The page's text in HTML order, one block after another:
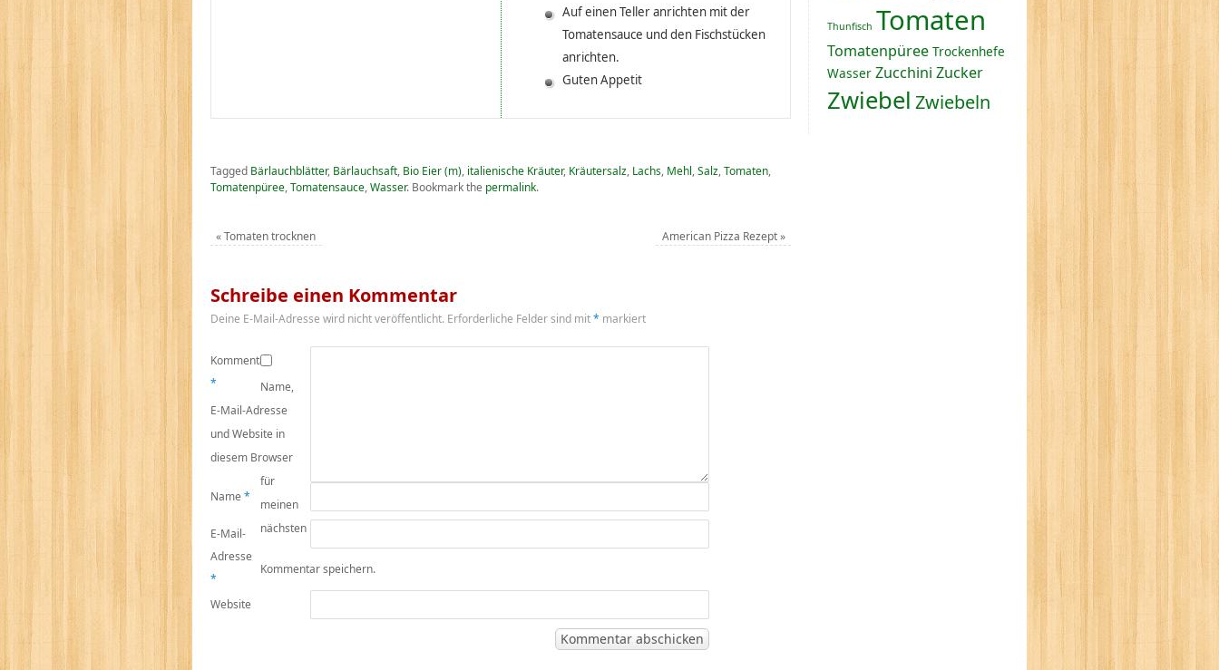
Auf einen Teller anrichten mit der
Tomatensauce und den Fischstücken
anrichten.
Guten Appetit
Tagged Bärlauchblätter, Bärlauchsaft, Bio Eier (m), italienische Kräuter, Kräutersalz, Lachs, Mehl,Salz,Tomaten,
Tomatenpüree,Tomatensauce,Wasser. Bookmark the permalink.
«Tomaten trocknen American Pizza Rezept»
Schreibe einen Kommentar
Deine E-Mail-Adresse wird nicht veröffentlicht. Erforderliche Felder sind mit* markiert
Kommentar
*
Name *
E-Mail-
Adresse
*
Website
Name,
E-Mail-Adresse
und Website in
diesem Browser
für
meinen
nächsten
Kommentar speichern.
Thunfisch Tomaten
Tomatenpüree Trockenhefe
Wasser Zucchini Zucker
Zwiebel Zwiebeln